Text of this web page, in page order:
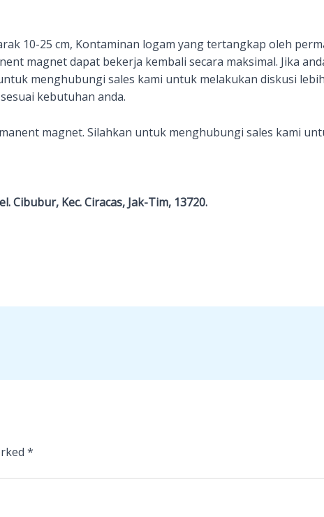
10-25 cm, Kontaminan logam yang tertangkap oleh
magnet dapat bekerja kembali secara maksimal. Jika
menghubungi sales kami untuk melakukan diskusi lebih
kebutuhan anda.
magnet. Silahkan untuk menghubungi sales kami
Cibubur, Kec. Ciracas, Jak-Tim, 13720.
*